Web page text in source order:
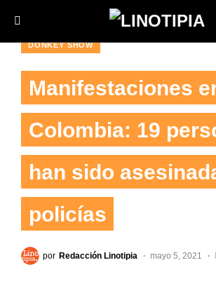
DONKEY SHOW
Manifestaciones
Colombia: 19
han sido
policías
por Redacción Linotipia mayo 5, 2021